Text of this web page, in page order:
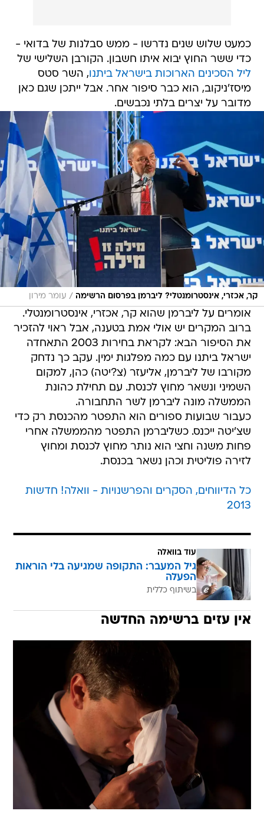
כמעט שלוש שנים נדרשו - ממש סבלנות של בדואי -
כדי ששר החוץ יבוא איתו חשבון. הקורבן השלישי של
ליל הסכינים הארוכות בישראל ביתנו, השר סטס
מיסז'ניקוב, הוא כבר סיפור אחר. אבל ייתכן שגם כאן
מדובר על יצרים בלתי נכבשים.
קר, אכזרי, אינסטרומנטלי? ליברמן בפרסום הרשימה / עומר מירון
אומרים על ליברמן שהוא קר, אכזרי, אינסטרומנטלי.
ברוב המקרים יש אולי אמת בטענה, אבל ראוי להזכיר
את הסיפור הבא: לקראת בחירות 2003 התאחדה
ישראל ביתנו עם כמה מפלגות ימין. עקב כך נדחק
מקורבו של ליברמן, אליעזר (צ?יטה) כהן, למקום
השמיני ונשאר מחוץ לכנסת. עם תחילת כהונת
הממשלה מונה ליברמן לשר התחבורה.
כעבור שבועות ספורים הוא התפטר מהכנסת רק כדי
שצ'יטה ייכנס. כשליברמן התפטר מהממשלה אחרי
פחות משנה וחצי הוא נותר מחוץ לכנסת ומחוץ
לזירה פוליטית וכהן נשאר בכנסת.
כל הדיווחים, הסקרים והפרשנויות - וואלה! חדשות
2013
עוד בוואלה
גיל המעבר: התקופה שמגיעה בלי הוראות
הפעלה
בשיתוף כללית
אין עזים ברשימה החדשה